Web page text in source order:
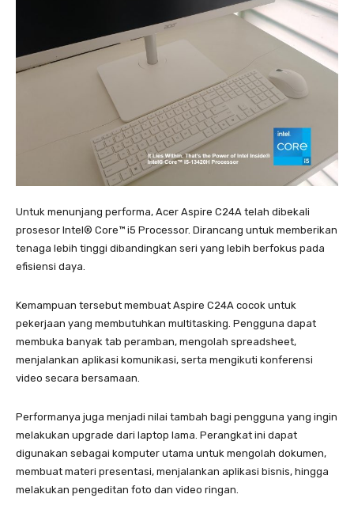
Untuk menunjang performa, Acer Aspire C24A telah dibekali
prosesor Intel® Core™ i5 Processor. Dirancang untuk memberikan
tenaga lebih tinggi dibandingkan seri yang lebih berfokus pada
efisiensi daya.
Kemampuan tersebut membuat Aspire C24A cocok untuk
pekerjaan yang membutuhkan multitasking. Pengguna dapat
membuka banyak tab peramban, mengolah spreadsheet,
menjalankan aplikasi komunikasi, serta mengikuti konferensi
video secara bersamaan.
Performanya juga menjadi nilai tambah bagi pengguna yang ingin
melakukan upgrade dari laptop lama. Perangkat ini dapat
digunakan sebagai komputer utama untuk mengolah dokumen,
membuat materi presentasi, menjalankan aplikasi bisnis, hingga
melakukan pengeditan foto dan video ringan.